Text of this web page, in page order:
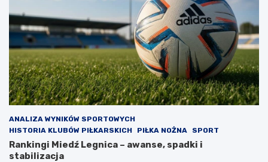
ANALIZA WYNIKÓW SPORTOWYCH
HISTORIA KLUBÓW PIŁKARSKICH
PIŁKA NOŻNA SPORT
Rankingi Miedź Legnica – awanse, spadki i
stabilizacja